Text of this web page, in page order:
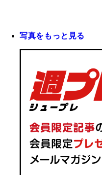
写真をもっと見る